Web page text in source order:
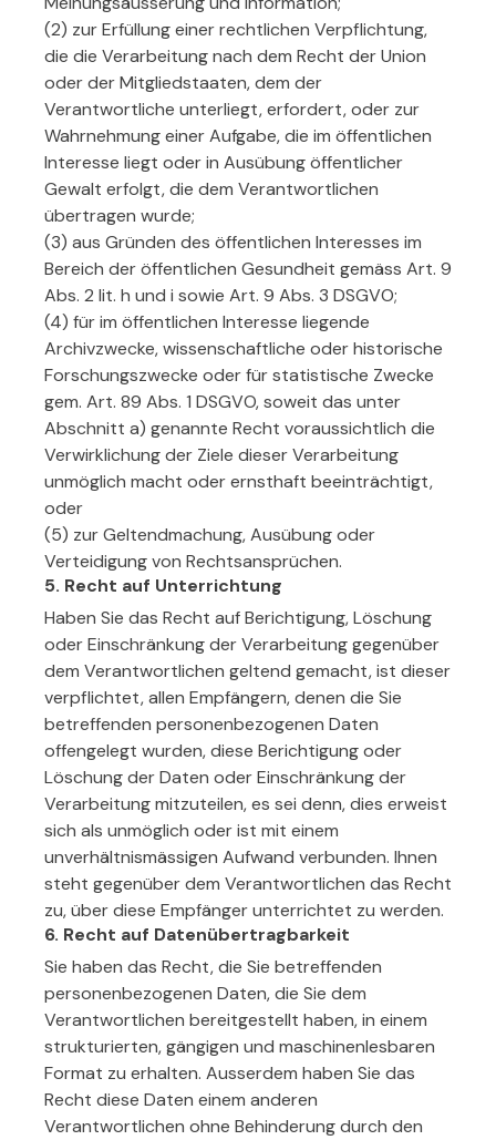
(2) zur Erfüllung einer rechtlichen Verpflichtung,
die die Verarbeitung nach dem Recht der Union
oder der Mitgliedstaaten, dem der
Verantwortliche unterliegt, erfordert, oder zur
Wahrnehmung einer Aufgabe, die im öffentlichen
Interesse liegt oder in Ausübung öffentlicher
Gewalt erfolgt, die dem Verantwortlichen
übertragen wurde;
(3) aus Gründen des öffentlichen Interesses im
Bereich der öffentlichen Gesundheit gemäss Art. 9
Abs. 2 lit. h und i sowie Art. 9 Abs. 3 DSGVO;
(4) für im öffentlichen Interesse liegende
Archivzwecke, wissenschaftliche oder historische
Forschungszwecke oder für statistische Zwecke
gem. Art. 89 Abs. 1 DSGVO, soweit das unter
Abschnitt a) genannte Recht voraussichtlich die
Verwirklichung der Ziele dieser Verarbeitung
unmöglich macht oder ernsthaft beeinträchtigt,
oder
(5) zur Geltendmachung, Ausübung oder
Verteidigung von Rechtsansprüchen.
5. Recht auf Unterrichtung
Haben Sie das Recht auf Berichtigung, Löschung
oder Einschränkung der Verarbeitung gegenüber
dem Verantwortlichen geltend gemacht, ist dieser
verpflichtet, allen Empfängern, denen die Sie
betreffenden personenbezogenen Daten
offengelegt wurden, diese Berichtigung oder
Löschung der Daten oder Einschränkung der
Verarbeitung mitzuteilen, es sei denn, dies erweist
sich als unmöglich oder ist mit einem
unverhältnismässigen Aufwand verbunden. Ihnen
steht gegenüber dem Verantwortlichen das Recht
zu, über diese Empfänger unterrichtet zu werden.
6. Recht auf Datenübertragbarkeit
Sie haben das Recht, die Sie betreffenden
personenbezogenen Daten, die Sie dem
Verantwortlichen bereitgestellt haben, in einem
strukturierten, gängigen und maschinenlesbaren
Format zu erhalten. Ausserdem haben Sie das
Recht diese Daten einem anderen
Verantwortlichen ohne Behinderung durch den